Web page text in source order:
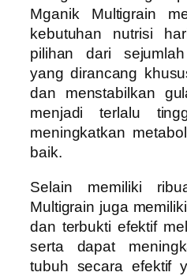
Mganik Multigrain
kebutuhan nutrisi
pilihan dari
yang dirancang
dan menstabilkan
menjadi terlalu
meningkatkan
baik.
Selain memiliki
Multigrain juga
dan terbukti efektif
serta dapat
tubuh secara efektif